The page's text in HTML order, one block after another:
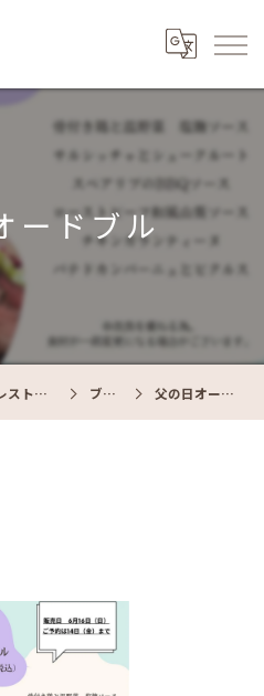
ードブル
熊野町のランチならカフェ&レストラン Cafe照 ブログ 父の日オードブル